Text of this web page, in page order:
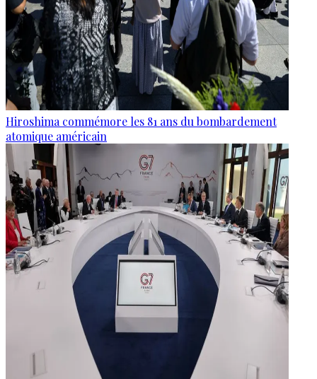
Hiroshima commémore les 81 ans du bombardement
atomique américain